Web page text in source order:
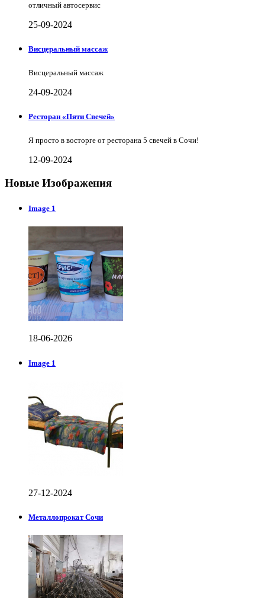
отличный автосервис
25-09-2024
Висцеральный массаж
Висцеральный массаж
24-09-2024
Ресторан «Пяти Свечей»
Я просто в восторге от ресторана 5 свечей в Сочи!
12-09-2024
Новые Изображения
Image 1
18-06-2026
Image 1
27-12-2024
Металлопрокат Сочи